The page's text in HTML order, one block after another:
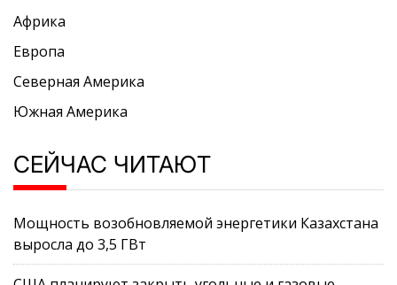
Африка
Европа
Северная Америка
Южная Америка
СЕЙЧАС ЧИТАЮТ
Мощность возобновляемой энергетики Казахстана
выросла до 3,5 ГВт